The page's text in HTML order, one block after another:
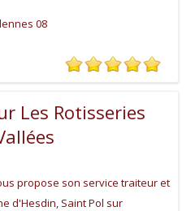
08
Les Rotisseries
propose son service traiteur et
d'Hesdin, Saint Pol sur